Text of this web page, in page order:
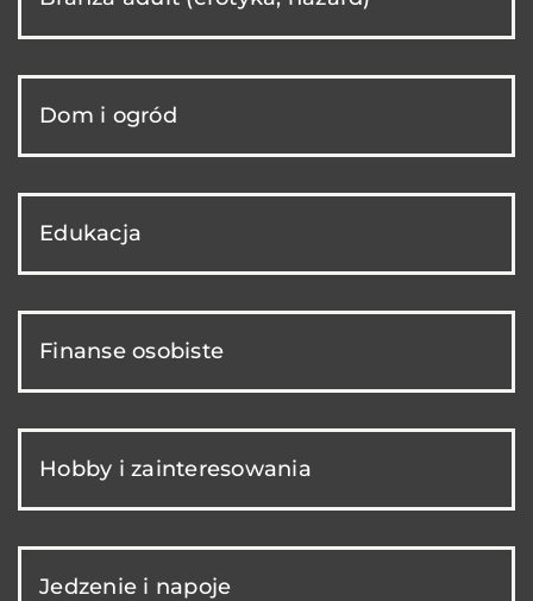
Dom i ogród
Edukacja
Finanse osobiste
Hobby i zainteresowania
Jedzenie i napoje